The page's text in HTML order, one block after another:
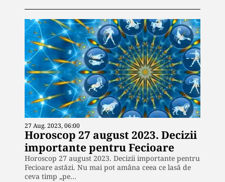
27 Aug. 2023, 06:00
Horoscop 27 august 2023. Decizii
importante pentru Fecioare
Horoscop 27 august 2023. Decizii importante pentru
Fecioare astăzi. Nu mai pot amâna ceea ce lasă de
ceva timp „pe…